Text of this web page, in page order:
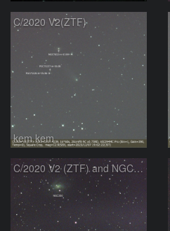
C/2020 V2(ZTF)
kem.kem
C/2020 V2 (ZTF) and NGC300